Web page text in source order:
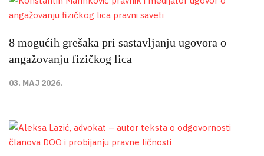
8 mogućih grešaka pri sastavljanju ugovora o
angažovanju fizičkog lica
03. MAJ 2026.